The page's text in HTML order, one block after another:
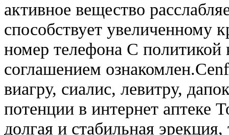
активное вещество
способствует увеличенному
номер телефона С политикой
соглашением
виагру, сиалис, левитру,
потенции в интернет аптеке
долгая и стабильная